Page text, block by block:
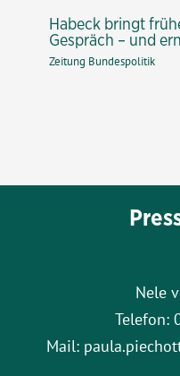
Habeck bringt
Gespräch – und
Zeitung Bundespolitik
Nele
Telefon:
Mail: